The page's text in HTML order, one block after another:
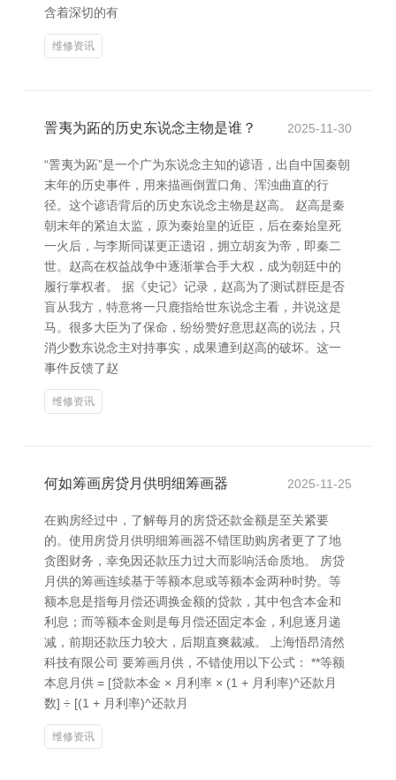
含着深切的有
维修资讯
詈夷为跖的历史东说念主物是谁？ 2025-11-30
“詈夷为跖”是一个广为东说念主知的谚语，出自中国秦朝
末年的历史事件，用来描画倒置口角、浑浊曲直的行
径。这个谚语背后的历史东说念主物是赵高。 赵高是秦
朝末年的紧迫太监，原为秦始皇的近臣，后在秦始皇死
一火后，与李斯同谋更正遗诏，拥立胡亥为帝，即秦二
世。赵高在权益战争中逐渐掌合手大权，成为朝廷中的
履行掌权者。 据《史记》记录，赵高为了测试群臣是否
盲从我方，特意将一只鹿指给世东说念主看，并说这是
马。很多大臣为了保命，纷纷赞好意思赵高的说法，只
消少数东说念主对持事实，成果遭到赵高的破坏。这一
事件反馈了赵
维修资讯
何如筹画房贷月供明细筹画器 2025-11-25
在购房经过中，了解每月的房贷还款金额是至关紧要
的。使用房贷月供明细筹画器不错匡助购房者更了了地
贪图财务，幸免因还款压力过大而影响活命质地。 房贷
月供的筹画连续基于等额本息或等额本金两种时势。等
额本息是指每月偿还调换金额的贷款，其中包含本金和
利息；而等额本金则是每月偿还固定本金，利息逐月递
减，前期还款压力较大，后期直爽裁减。 上海悟昂清然
科技有限公司 要筹画月供，不错使用以下公式： **等额
本息月供 = [贷款本金 × 月利率 × (1 + 月利率)^还款月
数] ÷ [(1 + 月利率)^还款月
维修资讯